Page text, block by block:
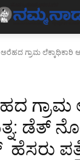
ಗ್ರಾಮ ಲೆಕ್ಕಾಧಿಕಾರಿ
ಗ್ರಾಮ
ಡೆತ್‌
ಹೆಸರು